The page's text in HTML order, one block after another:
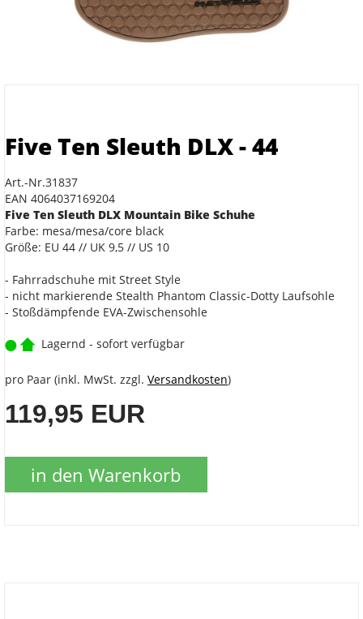
Five Ten Sleuth DLX - 44
Art.-Nr.31837
EAN 4064037169204
Five Ten Sleuth DLX Mountain Bike Schuhe
Farbe: mesa/mesa/core black
Größe: EU 44 // UK 9,5 // US 10
- Fahrradschuhe mit Street Style
- nicht markierende Stealth Phantom Classic-Dotty Laufsohle
- Stoßdämpfende EVA-Zwischensohle
Lagernd - sofort verfügbar
pro Paar (inkl. MwSt. zzgl. Versandkosten)
119,95 EUR
in den Warenkorb